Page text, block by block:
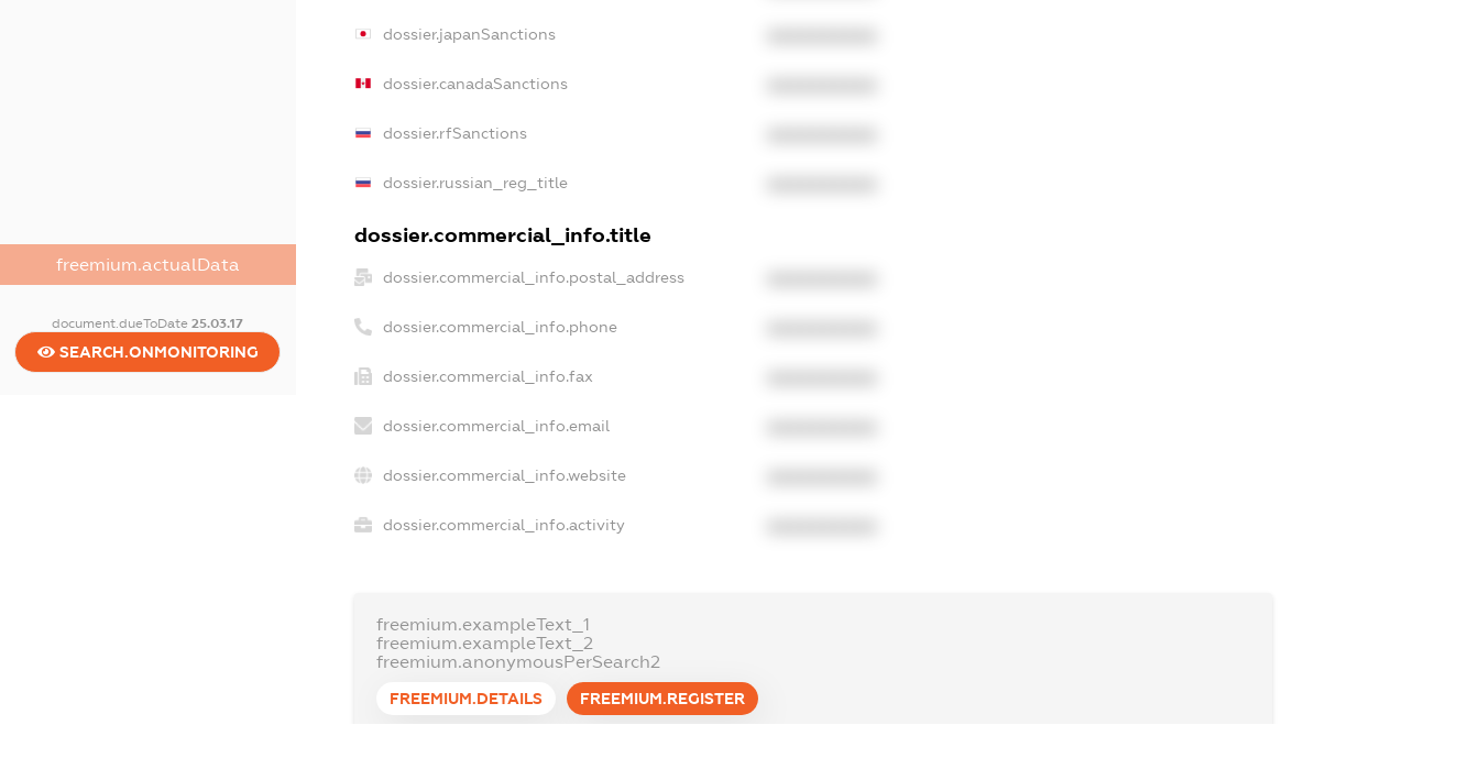
freemium.actualData
document.dueToDate25.03.17
SEARCH.ONMONITORING
dossier.japanSanctions
dossier.canadaSanctions
dossier.rfSanctions
dossier.russian_reg_title
dossier.commercial_info.title
dossier.commercial_info.postal_address
dossier.commercial_info.phone
dossier.commercial_info.fax
dossier.commercial_info.email
dossier.commercial_info.website
dossier.commercial_info.activity
freemium.exampleText_1
freemium.exampleText_2
freemium.anonymousPerSearch2
FREEMIUM.DETAILS FREEMIUM.REGISTER